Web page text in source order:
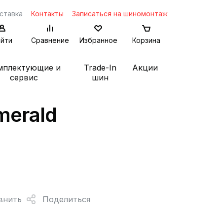
Контакты Записаться на шиномонтаж
Сравнение Избранное Корзина
и
сервис
Trade-In
шин
Акции
Поделиться